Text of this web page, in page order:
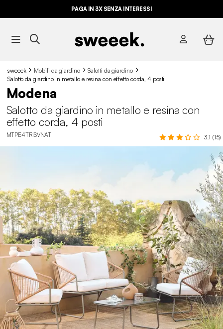
PAGA IN 3X SENZA INTERESSI
sweeek Mobili da giardino
Salotti da giardino
Salotto da giardino in metallo e resina con effetto corda, 4 posti
Modena
Salotto da giardino in metallo e resina con
effetto corda, 4 posti
MTPE4TRISVNAT 3.1 (15)